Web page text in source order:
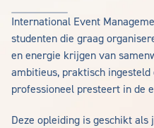
International Event
studenten die graag
en energie krijgen van
ambitieus, praktisch
professioneel presteert in de
Deze opleiding is geschikt